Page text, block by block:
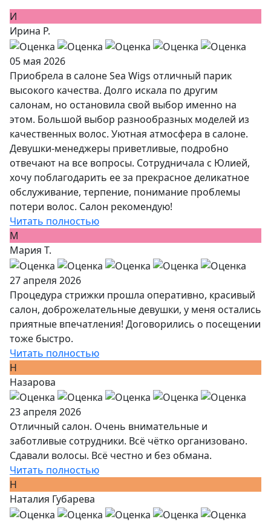
И
Ирина Р.
05 мая 2026
Приобрела в салоне Sea Wigs отличный парик
высокого качества. Долго искала по другим
салонам, но остановила свой выбор именно на
этом. Большой выбор разнообразных моделей из
качественных волос. Уютная атмосфера в салоне.
Девушки-менеджеры приветливые, подробно
отвечают на все вопросы. Сотрудничала с Юлией,
хочу поблагодарить ее за прекрасное деликатное
обслуживание, терпение, понимание проблемы
потери волос. Салон рекомендую!
Читать полностью
М
Мария Т.
27 апреля 2026
Процедура стрижки прошла оперативно, красивый
салон, доброжелательные девушки, у меня остались
приятные впечатления! Договорились о посещении
тоже быстро.
Читать полностью
Н
Назарова
23 апреля 2026
Отличный салон. Очень внимательные и
заботливые сотрудники. Всё чётко организовано.
Сдавали волосы. Всё честно и без обмана.
Читать полностью
Н
Наталия Губарева